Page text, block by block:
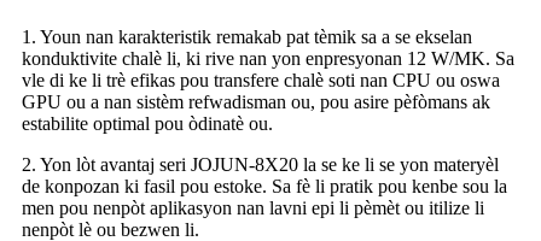
1. Youn nan karakteristik remakab pat tèmik sa a se ekselan
konduktivite chalè li, ki rive nan yon enpresyonan 12 W/MK. Sa
vle di ke li trè efikas pou transfere chalè soti nan CPU ou oswa
GPU ou a nan sistèm refwadisman ou, pou asire pèfòmans ak
estabilite optimal pou òdinatè ou.
2. Yon lòt avantaj seri JOJUN-8X20 la se ke li se yon materyèl
de konpozan ki fasil pou estoke. Sa fè li pratik pou kenbe sou la
men pou nenpòt aplikasyon nan lavni epi li pèmèt ou itilize li
nenpòt lè ou bezwen li.